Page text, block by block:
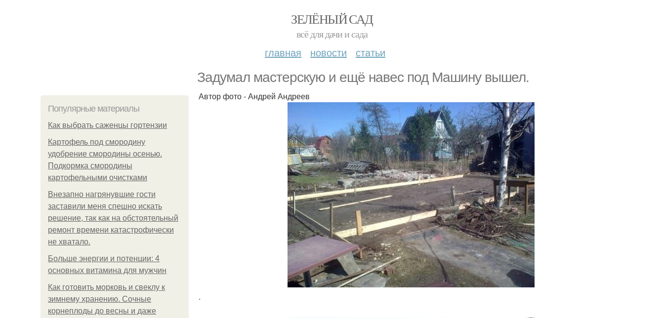
ЗЕЛЁНЫЙ САД
всё для дачи и сада
главная новости статьи
Задумал мастерскую и ещё навес под Машину вышел.
Популярные материалы
Как выбрать саженцы гортензии
Картофель под смородину
удобрение смородины осенью.
Подкормка смородины
картофельными очистками
Внезапно нагрянувшие гости
заставили меня спешно искать
решение, так как на обстоятельный
ремонт времени катастрофически
не хватало.
Больше энергии и потенции: 4
основных витамина для мужчин
Как готовить морковь и свеклу к
зимнему хранению. Сочные
корнеплоды до весны и даже
Автор фото - Андрей Андреев
.